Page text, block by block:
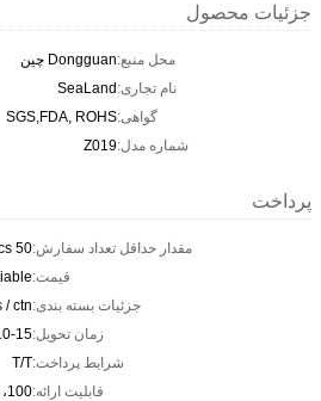
جزئیات محصول
محل منبع:Dongguan چین
نام تجاری:SeaLand
گواهی:SGS,FDA, ROHS
شماره مدل:Z019
پرداخت
مقدار حداقل تعداد سفارش:50 000pcs
قیمت:
جزئیات بسته بندی:/ ctn
زمان تحویل:10-15
شرایط پرداخت:T/T
قابلیت ارائه:100، 000PCS / week